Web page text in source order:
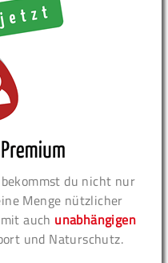
du nicht nur
Menge nützlicher
auch unabhängigen
und Naturschutz.